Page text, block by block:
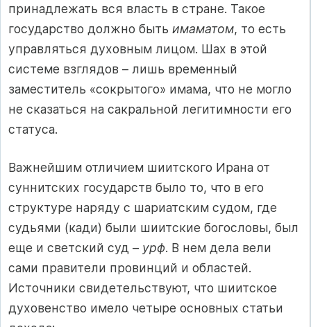
принадлежать вся власть в стране. Такое
государство должно быть имаматом, то есть
управляться духовным лицом. Шах в этой
системе взглядов – лишь временный
заместитель «сокрытого» имама, что не могло
не сказаться на сакральной легитимности его
статуса.
Важнейшим отличием шиитского Ирана от
суннитских государств было то, что в его
структуре наряду с шариатским судом, где
судьями (кади) были шиитские богословы, был
еще и светский суд – урф. В нем дела вели
сами правители провинций и областей.
Источники свидетельствуют, что шиитское
духовенство имело четыре основных статьи